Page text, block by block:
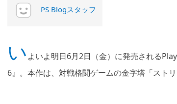
PS Blogスタッフ
い よいよ明日6月2日（金）に発売される
6』。本作は、対戦格闘ゲームの金字塔「スト